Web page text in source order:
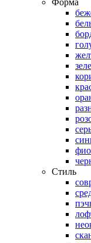
Форма
Стиль